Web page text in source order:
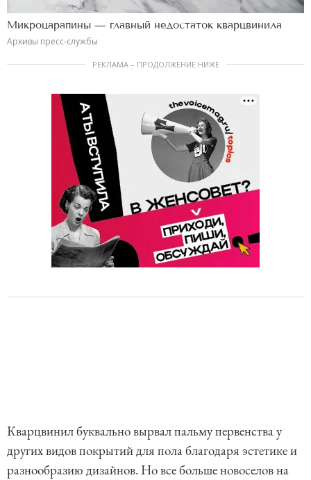
Микроцарапины — главный недостаток кварцвинила
Архивы пресс-службы
РЕКЛАМА – ПРОДОЛЖЕНИЕ НИЖЕ
Кварцвинил буквально вырвал пальму первенства у
других видов покрытий для пола благодаря эстетике и
разнообразию дизайнов. Но все больше новоселов на